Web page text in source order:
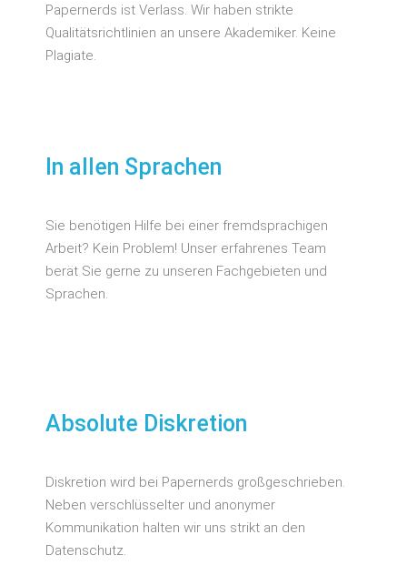
Papernerds ist Verlass. Wir haben strikte
Qualitätsrichtlinien an unsere Akademiker. Keine
Plagiate.
In allen Sprachen
Sie benötigen Hilfe bei einer fremdsprachigen
Arbeit? Kein Problem! Unser erfahrenes Team
berät Sie gerne zu unseren Fachgebieten und
Sprachen.
Absolute Diskretion
Diskretion wird bei Papernerds großgeschrieben.
Neben verschlüsselter und anonymer
Kommunikation halten wir uns strikt an den
Datenschutz.